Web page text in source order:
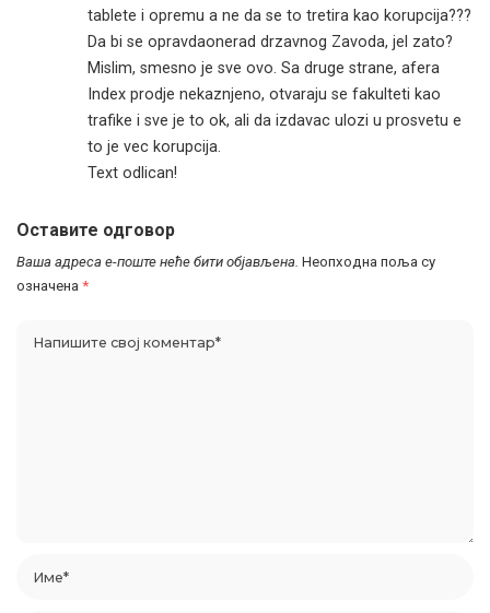
tablete i opremu a ne da se to tretira kao korupcija???
Da bi se opravdaonerad drzavnog Zavoda, jel zato?
Mislim, smesno je sve ovo. Sa druge strane, afera
Index prodje nekaznjeno, otvaraju se fakulteti kao
trafike i sve je to ok, ali da izdavac ulozi u prosvetu e
to je vec korupcija.
Text odlican!
Оставите одговор
Ваша адреса е-поште неће бити објављена. Неопходна поља су
означена *